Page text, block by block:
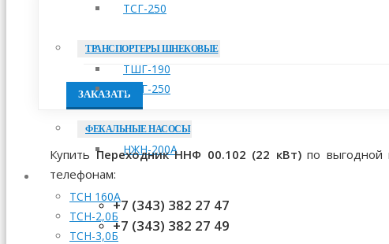
ТСГ-250
ТРАНСПОРТЕРЫ ШНЕКОВЫЕ
ТШГ-190
ТШГ-250
ФЕКАЛЬНЫЕ НАСОСЫ
НЖН-200А
МОНТАЖ
ТСН 160А
ТСН-2,0Б
ТСН-3,0Б
ЗАКАЗАТЬ
КупитьПереходник ННФ 00.102 (22 кВт)по выгодной
телефонам:
+7 (343) 382 27 47
+7 (343) 382 27 49